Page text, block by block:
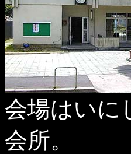
会場はいに
会所。